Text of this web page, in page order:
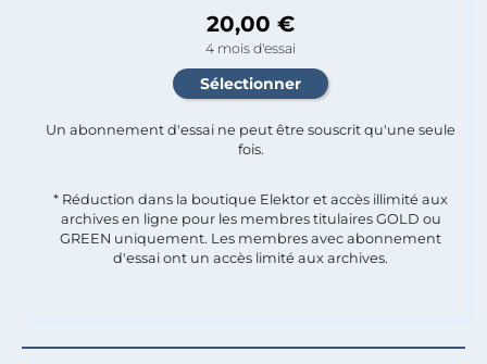
20,00 €
4 mois d'essai
Un abonnement d'essai ne peut être souscrit qu'une seule
fois.​
* Réduction dans la boutique Elektor et accès illimité aux
archives en ligne pour les membres titulaires GOLD ou
GREEN uniquement. Les membres avec abonnement
d'essai ont un accès limité aux archives.